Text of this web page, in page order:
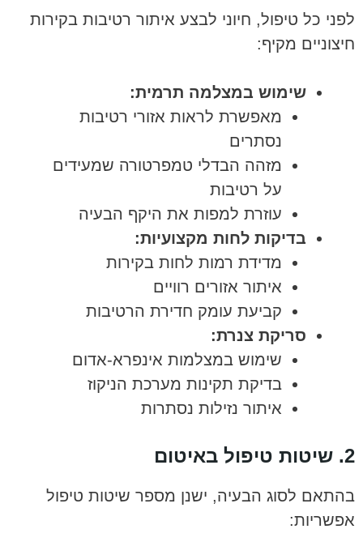
לפני כל טיפול, חיוני לבצע איתור רטיבות בקירות
חיצוניים מקיף:
שימוש במצלמה תרמית:
מאפשרת לראות אזורי רטיבות
נסתרים
מזהה הבדלי טמפרטורה שמעידים
על רטיבות
עוזרת למפות את היקף הבעיה
בדיקות לחות מקצועיות:
מדידת רמות לחות בקירות
איתור אזורים רוויים
קביעת עומק חדירת הרטיבות
סריקת צנרת:
שימוש במצלמות אינפרא-אדום
בדיקת תקינות מערכת הניקוז
איתור נזילות נסתרות
2. שיטות טיפול באיטום
בהתאם לסוג הבעיה, ישנן מספר שיטות טיפול
אפשריות: